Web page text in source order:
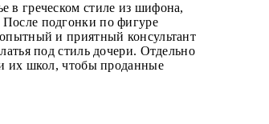
в греческом стиле из шифона,
подгонки по фигуре
и приятный консультант
под стиль дочери. Отдельно
их школ, чтобы проданные